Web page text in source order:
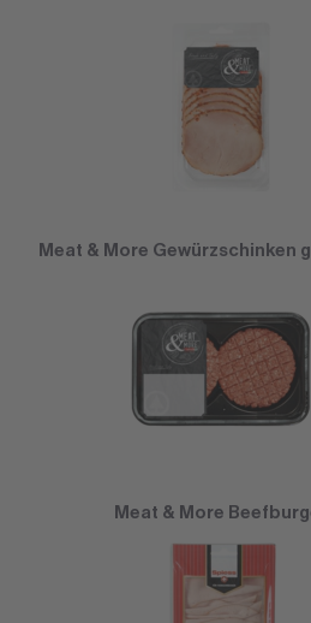
Meat & More Gewürzschinken
Meat & More